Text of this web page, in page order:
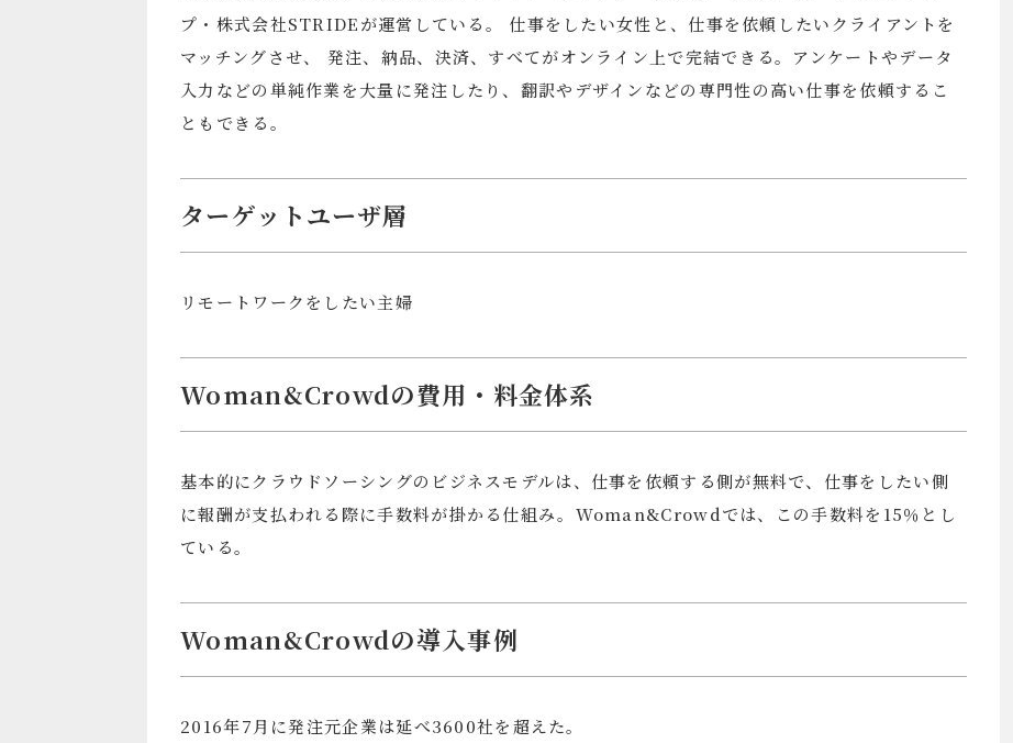
プ・株式会社STRIDEが運営している。 仕事をしたい女性と、仕事を依頼したいクライアントを
マッチングさせ、 発注、納品、決済、すべてがオンライン上で完結できる。アンケートやデータ
入力などの単純作業を大量に発注したり、翻訳やデザインなどの専門性の高い仕事を依頼するこ
ともできる。
ターゲットユーザ層
リモートワークをしたい主婦
Woman&Crowdの費用・料金体系
基本的にクラウドソーシングのビジネスモデルは、仕事を依頼する側が無料で、仕事をしたい側
に報酬が支払われる際に手数料が掛かる仕組み。Woman&Crowdでは、この手数料を15％とし
ている。
Woman&Crowdの導入事例
2016年7月に発注元企業は延べ3600社を超えた。